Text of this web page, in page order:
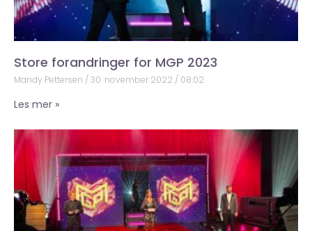
Store forandringer for MGP 2023
Mandy Pettersen 30. november 2022 08:02
Les mer »